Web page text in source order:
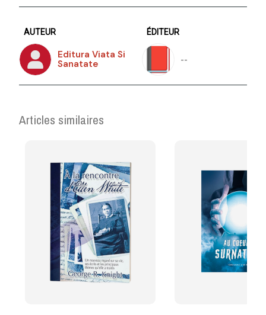
AUTEUR
Editura Viata Si
Sanatate
ÉDITEUR
--
Articles similaires